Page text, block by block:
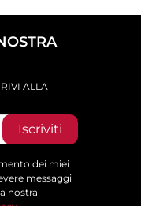
ALLA
Iscriviti
dei miei
messaggi
nostra